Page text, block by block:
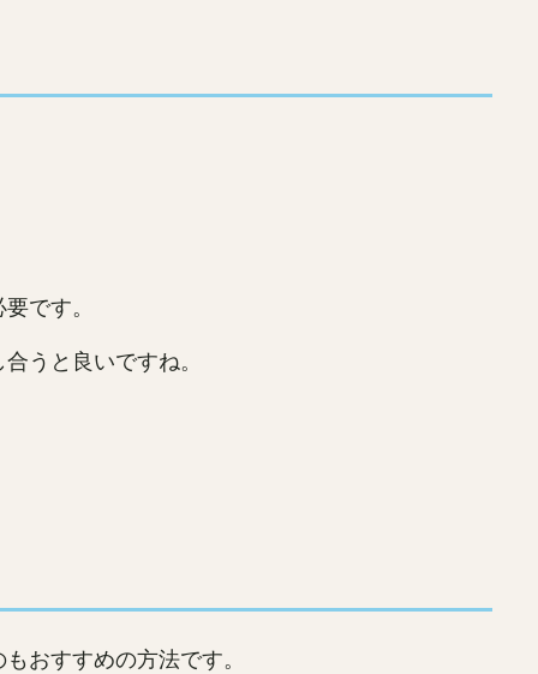
です。
うと良いですね。
おすすめの方法です。